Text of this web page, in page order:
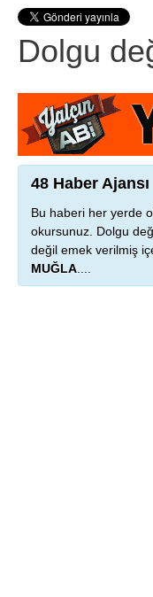
Dolgu
48 Haber Ajansı
Bu haberi her yerde
okursunuz. Dolgu
değil emek verilmiş
MUĞLA....